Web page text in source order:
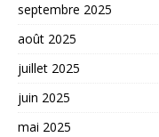
septembre 2025
août 2025
juillet 2025
juin 2025
mai 2025